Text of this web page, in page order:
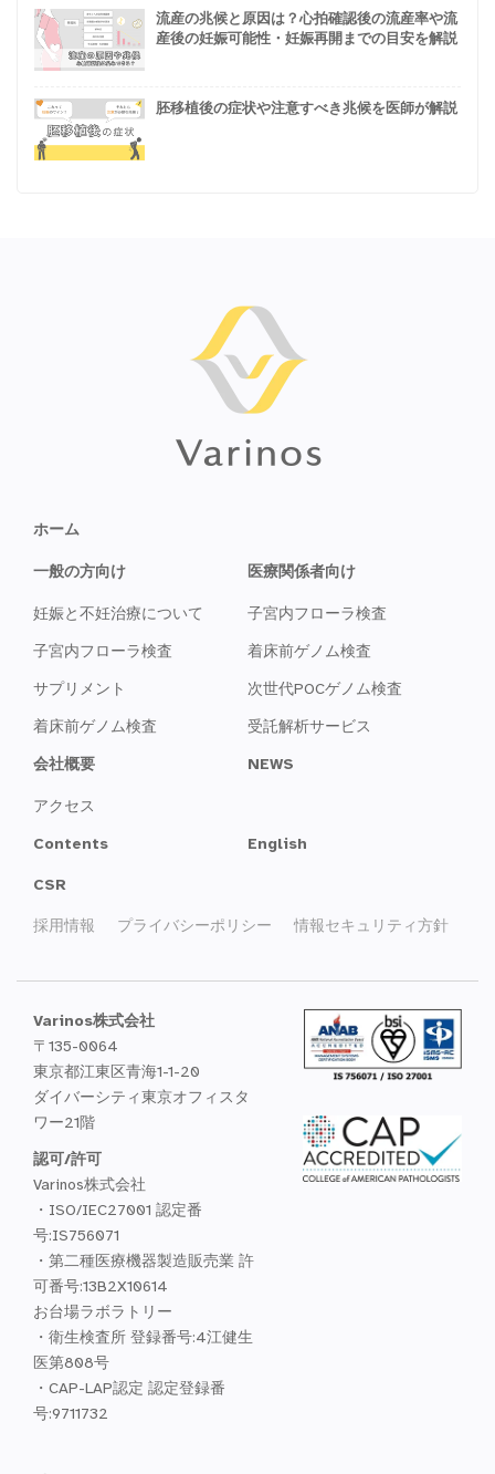
流産の兆候と原因は？心拍確認後の流産率や流
産後の妊娠可能性・妊娠再開までの目安を解説
胚移植後の症状や注意すべき兆候を医師が解説
ホーム
一般の方向け
妊娠と不妊治療について
子宮内フローラ検査
サプリメント
着床前ゲノム検査
医療関係者向け
子宮内フローラ検査
着床前ゲノム検査
次世代POCゲノム検査
受託解析サービス
会社概要
アクセス
NEWS
Contents English
CSR
採用情報 プライバシーポリシー 情報セキュリティ方針
Varinos株式会社
〒135-0064
東京都江東区青海1-1-20
ダイバーシティ東京オフィスタ
ワー21階
認可/許可
Varinos株式会社
・ISO/IEC27001 認定番
号:IS756071
・第二種医療機器製造販売業 許
可番号:13B2X10614
お台場ラボラトリー
・衛生検査所 登録番号:4江健生
医第808号
・CAP-LAP認定 認定登録番
号:9711732